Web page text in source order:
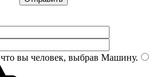
вы человек, выбрав Машину.